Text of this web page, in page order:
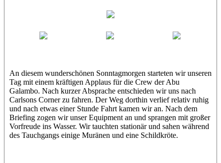
An diesem wunderschönen Sonntagmorgen starteten wir unseren
Tag mit einem kräftigen Applaus für die Crew der Abu
Galambo. Nach kurzer Absprache entschieden wir uns nach
Carlsons Corner zu fahren. Der Weg dorthin verlief relativ ruhig
und nach etwas einer Stunde Fahrt kamen wir an. Nach dem
Briefing zogen wir unser Equipment an und sprangen mit großer
Vorfreude ins Wasser. Wir tauchten stationär und sahen während
des Tauchgangs einige Muränen und eine Schildkröte.